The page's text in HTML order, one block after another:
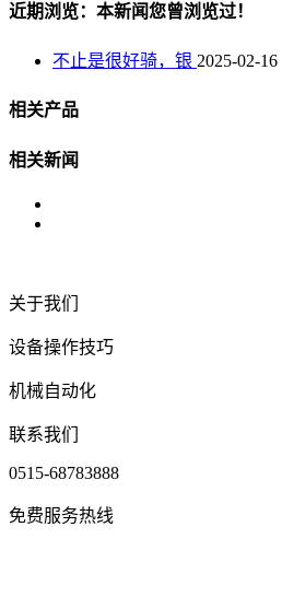
近期浏览：本新闻您曾浏览过！
不止是很好骑，银 2025-02-16
相关产品
相关新闻
关于我们
设备操作技巧
机械自动化
联系我们
0515-68783888
免费服务热线